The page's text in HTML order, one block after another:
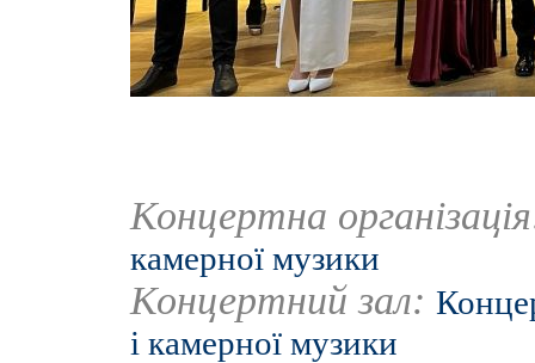
Концертна
камерної музики
Концертний зал:
і камерної музики